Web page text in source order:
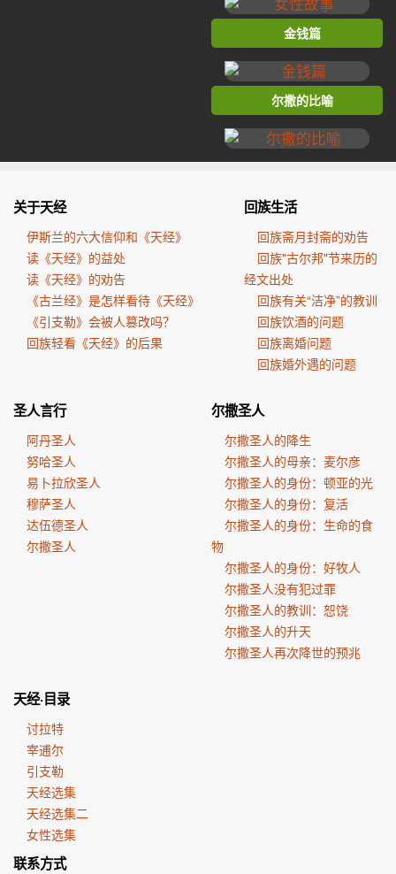
金钱篇
尔撒的比喻
关于天经
伊斯兰的六大信仰和《天经》
读《天经》的益处
读《天经》的劝告
《古兰经》是怎样看待《天经》
《引支勒》会被人篡改吗？
回族轻看《天经》的后果
回族生活
回族斋月封斋的劝告
回族"古尔邦"节来历的
经文出处
回族有关“洁净”的教训
回族饮酒的问题
回族离婚问题
回族婚外遇的问题
圣人言行
阿丹圣人
努哈圣人
易卜拉欣圣人
穆萨圣人
达伍德圣人
尔撒圣人
尔撒圣人
尔撒圣人的降生
尔撒圣人的母亲：麦尔彦
尔撒圣人的身份：顿亚的光
尔撒圣人的身份：复活
尔撒圣人的身份：生命的食
物
尔撒圣人的身份：好牧人
尔撒圣人没有犯过罪
尔撒圣人的教训：恕饶
尔撒圣人的升天
尔撒圣人再次降世的预兆
天经·目录
讨拉特
宰逋尔
引支勒
天经选集
天经选集二
女性选集
联系方式